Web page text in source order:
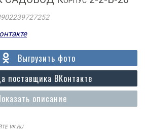
описание
поставщика ВКонтакте
Выгрузить фото
vk.ru